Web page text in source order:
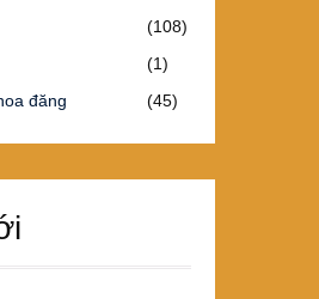
(108)
(1)
đăng
(45)